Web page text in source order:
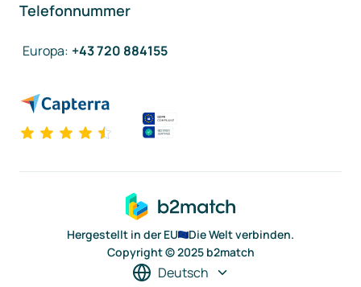
Telefonnummer
Europa: +43 720 884155
Hergestellt in der EU
Die Welt verbinden.
Copyright © 2025 b2match
Deutsch